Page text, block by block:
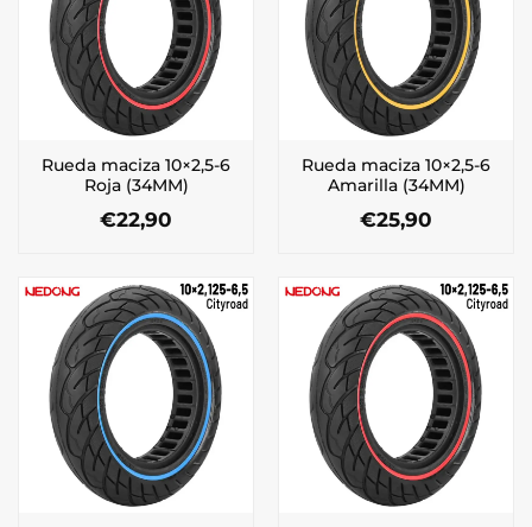
Rueda maciza 10×2,5-6
Roja (34MM)
€22,90
Rueda maciza 10×2,5-6
Amarilla (34MM)
€25,90